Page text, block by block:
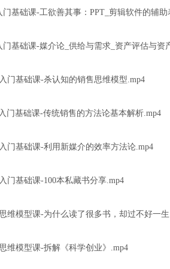
门基础课-工欲善其事：PPT_剪辑软件的辅助
门基础课-媒介论_供给与需求_资产评估与资
门基础课-杀认知的销售思维模型.mp4
门基础课-传统销售的方法论基本解析.mp4
门基础课-利用新媒介的效率方法论.mp4
门基础课-100本私藏书分享.mp4
维模型课-为什么读了很多书，却过不好一
维模型课-拆解《科学创业》.mp4